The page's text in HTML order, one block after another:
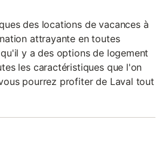
des locations de vacances à
attrayante en toutes
y a des options de logement
les caractéristiques que l'on
pourrez profiter de Laval tout